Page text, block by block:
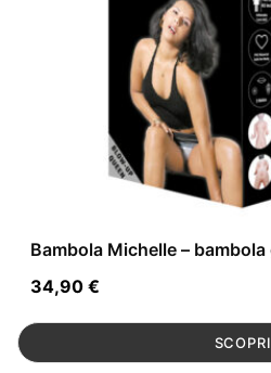
Bambola Michelle –
34,90 €
SCOPRI